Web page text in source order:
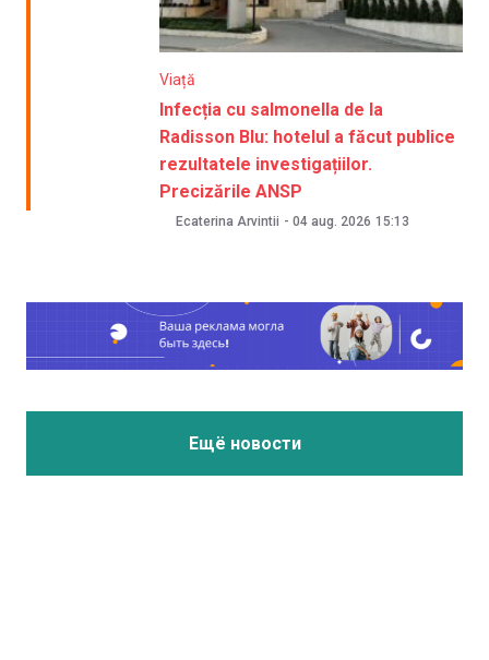
Viață
Infecția cu salmonella de la
Radisson Blu: hotelul a făcut publice
rezultatele investigațiilor.
Precizările ANSP
Ecaterina Arvintii - 04 aug. 2026 15:13
Ещё новости